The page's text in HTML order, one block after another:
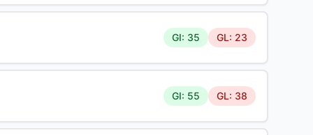
GI: 35 GL: 23
GI: 55 GL: 38